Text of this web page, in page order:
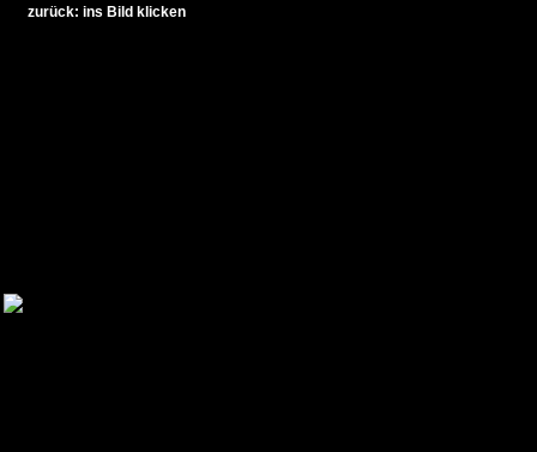
zurück: ins Bild klicken